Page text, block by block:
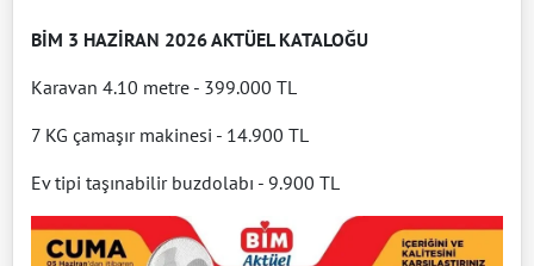
BİM 3 HAZİRAN 2026 AKTÜEL KATALOĞU
Karavan 4.10 metre - 399.000 TL
7 KG çamaşır makinesi - 14.900 TL
Ev tipi taşınabilir buzdolabı - 9.900 TL